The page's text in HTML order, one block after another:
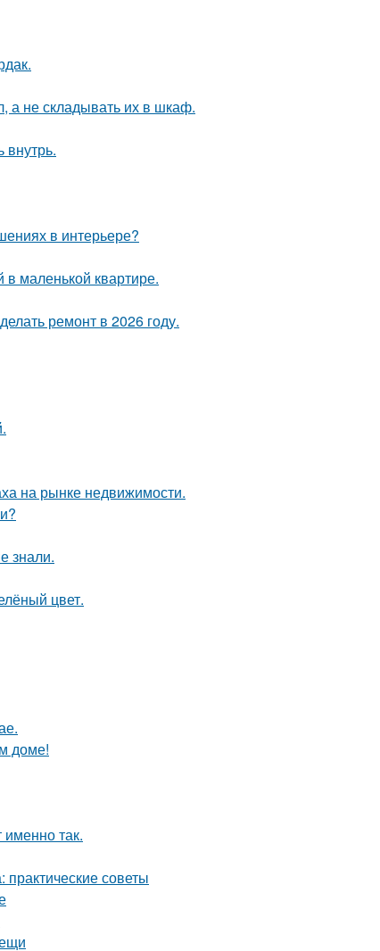
а не складывать их в шкаф.
внутрь.
в интерьере?
в маленькой квартире.
ремонт в 2026 году.
на рынке недвижимости.
знали.
цвет.
доме!
именно так.
советы